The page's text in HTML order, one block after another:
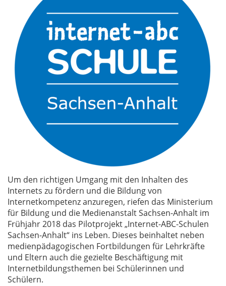
Um den richtigen Umgang mit den Inhalten des
Internets zu fördern und die Bildung von
Internetkompetenz anzuregen, riefen das Ministerium
für Bildung und die Medienanstalt Sachsen-Anhalt im
Frühjahr 2018 das Pilotprojekt „Internet-ABC-Schulen
Sachsen-Anhalt“ ins Leben. Dieses beinhaltet neben
medienpädagogischen Fortbildungen für Lehrkräfte
und Eltern auch die gezielte Beschäftigung mit
Internetbildungsthemen bei Schülerinnen und
Schülern.